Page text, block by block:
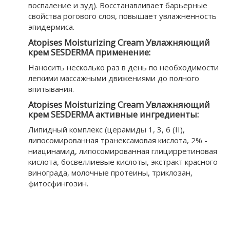
воспаление и зуд). Восстанавливает барьерные
свойства рогового слоя, повышает увлажненность
эпидермиса.
Atopises Moisturizing Cream Увлажняющий
крем SESDERMA применение:
Наносить несколько раз в день по необходимости
легкими массажными движениями до полного
впитывания.
Atopises Moisturizing Cream Увлажняющий
крем SESDERMA активные ингредиенты:
Липидный комплекс (церамиды 1, 3, 6 (II),
липосомированная транексамовая кислота, 2% -
ниацинамид, липосомированная глицирретиновая
кислота, босвеллиевые кислоты, экстракт красного
винограда, молочные протеины, триклозан,
фитосфингозин.